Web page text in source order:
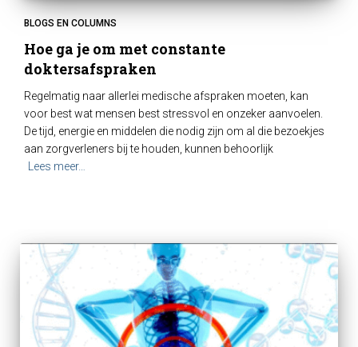
BLOGS EN COLUMNS
Hoe ga je om met constante
doktersafspraken
Regelmatig naar allerlei medische afspraken moeten, kan
voor best wat mensen best stressvol en onzeker aanvoelen.
De tijd, energie en middelen die nodig zijn om al die bezoekjes
aan zorgverleners bij te houden, kunnen behoorlijk
Lees meer…